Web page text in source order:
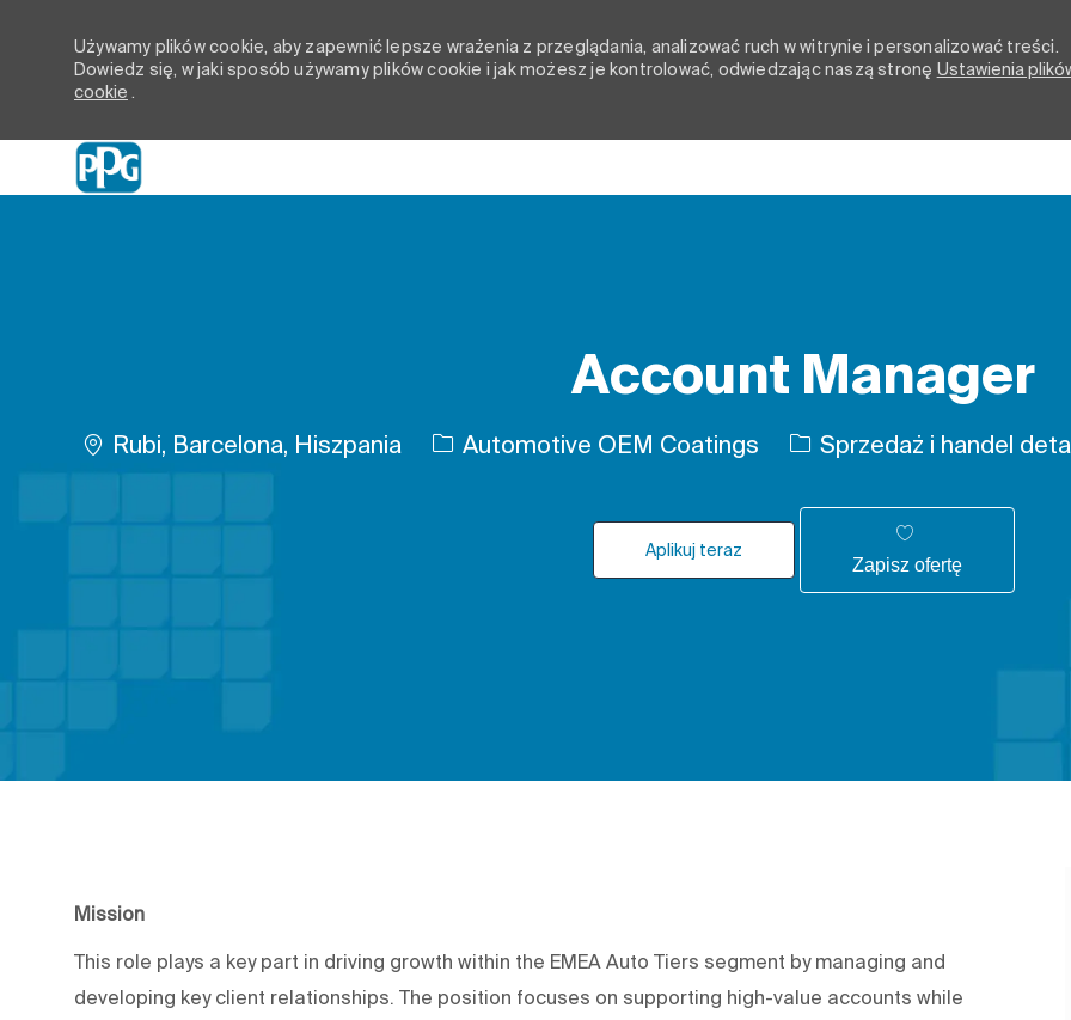
Używamy plików cookie, aby zapewnić lepsze wrażenia z przeglądania, analizować ruch w witrynie i personalizować treści.
Dowiedz się, w jaki sposób używamy plików cookie i jak możesz je kontrolować, odwiedzając naszą stronę Ustawienia
cookie .
Account Manager
Lokalizacja
Rubi, Barcelona, Hiszpania Automotive OEM Coatings Kategoria
Sprzedaż i handel
Aplikuj teraz
Zapisz ofertę
Mission
This role plays a key part in driving growth within the EMEA Auto Tiers segment by managing and
developing key client relationships. The position focuses on supporting high-value accounts while